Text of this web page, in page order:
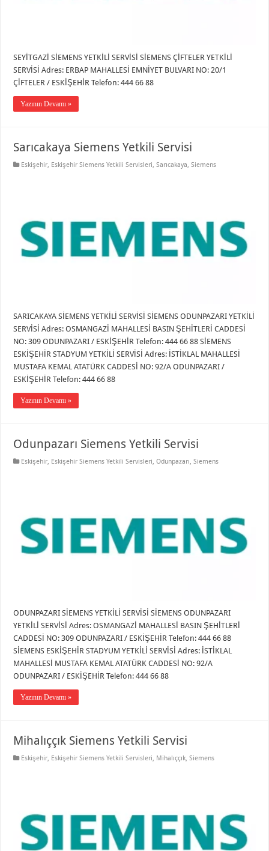
SEYİTGAZİ SİEMENS YETKİLİ SERVİSİ SİEMENS ÇİFTELER YETKİLİ
SERVİSİ Adres: ERBAP MAHALLESİ EMNİYET BULVARI NO: 20/1
ÇİFTELER / ESKİŞEHİR Telefon: 444 66 88
Yazının Devamı »
Sarıcakaya Siemens Yetkili Servisi
Eskişehir, Eskişehir Siemens Yetkili Servisleri,Sarıcakaya,Siemens
SARICAKAYA SİEMENS YETKİLİ SERVİSİ SİEMENS ODUNPAZARI YETKİLİ
SERVİSİ Adres: OSMANGAZİ MAHALLESİ BASIN ŞEHİTLERİ CADDESİ
NO: 309 ODUNPAZARI / ESKİŞEHİR Telefon: 444 66 88 SİEMENS
ESKİŞEHİR STADYUM YETKİLİ SERVİSİ Adres: İSTİKLAL MAHALLESİ
MUSTAFA KEMAL ATATÜRK CADDESİ NO: 92/A ODUNPAZARI /
ESKİŞEHİR Telefon: 444 66 88
Yazının Devamı »
Odunpazarı Siemens Yetkili Servisi
Eskişehir, Eskişehir Siemens Yetkili Servisleri,Odunpazarı,Siemens
ODUNPAZARI SİEMENS YETKİLİ SERVİSİ SİEMENS ODUNPAZARI
YETKİLİ SERVİSİ Adres: OSMANGAZİ MAHALLESİ BASIN ŞEHİTLERİ
CADDESİ NO: 309 ODUNPAZARI / ESKİŞEHİR Telefon: 444 66 88
SİEMENS ESKİŞEHİR STADYUM YETKİLİ SERVİSİ Adres: İSTİKLAL
MAHALLESİ MUSTAFA KEMAL ATATÜRK CADDESİ NO: 92/A
ODUNPAZARI / ESKİŞEHİR Telefon: 444 66 88
Yazının Devamı »
Mihalıççık Siemens Yetkili Servisi
Eskişehir, Eskişehir Siemens Yetkili Servisleri, Mihalıççık,Siemens